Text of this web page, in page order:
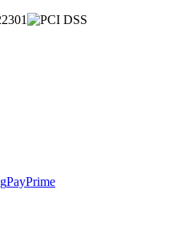
PayPrime